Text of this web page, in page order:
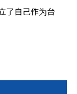
了自己作为台